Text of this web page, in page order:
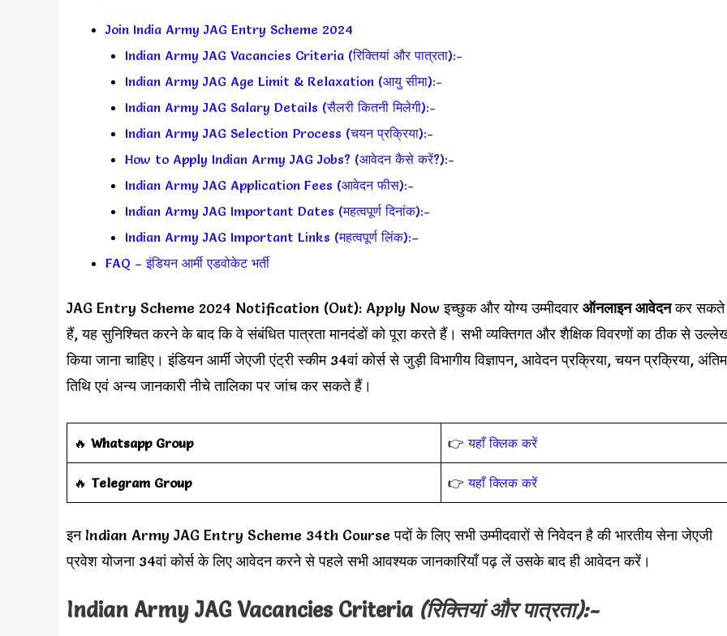
Join India Army JAG Entry Scheme 2024
Indian Army JAG Vacancies Criteria (रिक्तियां और पात्रता):-
Indian Army JAG Age Limit & Relaxation (आयु सीमा):-
Indian Army JAG Salary Details (सैलरी कितनी मिलेगी):-
Indian Army JAG Selection Process (चयन प्रक्रिया):-
How to Apply Indian Army JAG Jobs? (आवेदन कैसे करें?):-
Indian Army JAG Application Fees (आवेदन फीस):-
Indian Army JAG Important Dates (महत्वपूर्ण दिनांक):-
Indian Army JAG Important Links (महत्वपूर्ण लिंक):–
FAQ – इंडियन आर्मी एडवोकेट भर्ती
JAG Entry Scheme 2024 Notification (Out): Apply Now इच्छुक और योग्य उम्मीदवार ऑनलाइन आवेदनकर सकते
हैं, यह सुनिश्चित करने के बाद कि वे संबंधित पात्रता मानदंडों को पूरा करते हैं। सभी व्यक्तिगत और शैक्षिक विवरणों का ठीक से
किया जाना चाहिए। इंडियन आर्मी जेएजी एंट्री स्कीम 34वां कोर्स से जुड़ी विभागीय विज्ञापन, आवेदन प्रक्रिया, चयन प्रक्रिया, अंतिम
तिथि एवं अन्य जानकारी नीचे तालिका पर जांच कर सकते हैं।
‎️‍🔥 Whatsapp Group 👉यहाँ क्लिक करें
‎️‍🔥 Telegram Group 👉यहाँ क्लिक करें
इन Indian Army JAG Entry Scheme 34th Course पदों के लिए सभी उम्मीदवारों से निवेदन है की भारतीय सेना जेएजी
प्रवेश योजना 34वां कोर्स के लिए आवेदन करने से पहले सभी आवश्यक जानकारियाँ पढ़ लें उसके बाद ही आवेदन करें।
Indian Army JAG Vacancies Criteria (रिक्तियां और पात्रता):-